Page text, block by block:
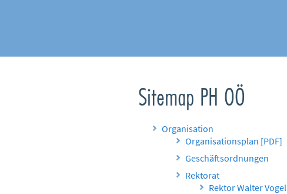
Sitemap PH OÖ
Organisation
Organisationsplan [PDF]
Geschäftsordnungen
Rektorat
Rektor Walter Vogel